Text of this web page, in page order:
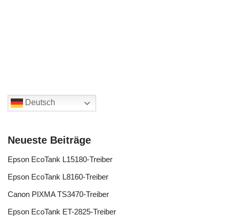
Deutsch
Neueste Beiträge
Epson EcoTank L15180-Treiber
Epson EcoTank L8160-Treiber
Canon PIXMA TS3470-Treiber
Epson EcoTank ET-2825-Treiber